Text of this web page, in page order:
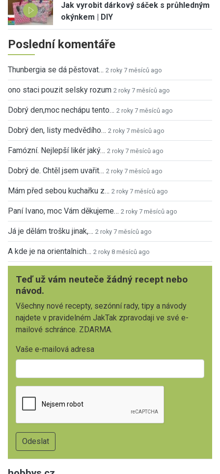
Jak vyrobit dárkový sáček s průhledným
okýnkem | DIY
Poslední komentáře
Thunbergia se dá pěstovat… 2 roky 7 měsíců ago
ono staci pouzit selsky rozum 2 roky 7 měsíců ago
Dobrý den,moc nechápu tento… 2 roky 7 měsíců ago
Dobrý den, listy medvědího… 2 roky 7 měsíců ago
Famózní. Nejlepší likér jaký… 2 roky 7 měsíců ago
Dobrý de. Chtěl jsem uvařit… 2 roky 7 měsíců ago
Mám před sebou kuchařku z… 2 roky 7 měsíců ago
Paní Ivano, moc Vám děkujeme… 2 roky 7 měsíců ago
Já je dělám trošku jinak,… 2 roky 7 měsíců ago
A kde je na orientalnich… 2 roky 8 měsíců ago
Teď už vám neuteče žádný recept nebo
návod.
Všechny nové recepty, sezónní rady, tipy a návody
najdete v pravidelném JakTak zpravodaji ve své e-
mailové schránce. ZDARMA.
Vaše e-mailová adresa